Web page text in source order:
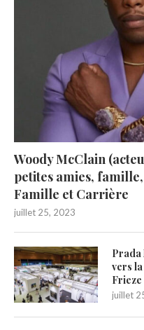
Woody McClain
petites amies,
Famille et Carrière
juillet 25, 2023
Prada
vers
Frieze
juillet